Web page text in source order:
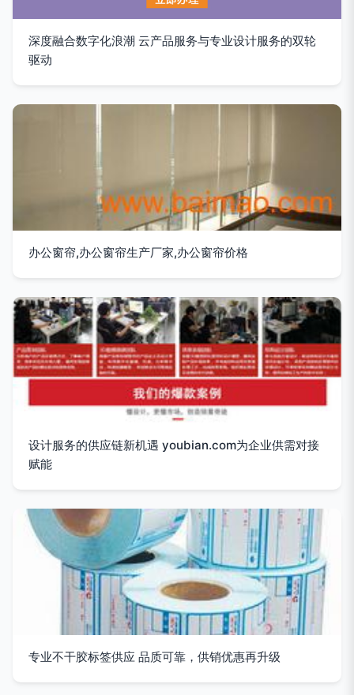
深度融合数字化浪潮 云产品服务与专业设计服务的双轮
驱动
办公窗帘,办公窗帘生产厂家,办公窗帘价格
设计服务的供应链新机遇 youbian.com为企业供需对接
赋能
专业不干胶标签供应 品质可靠，供销优惠再升级